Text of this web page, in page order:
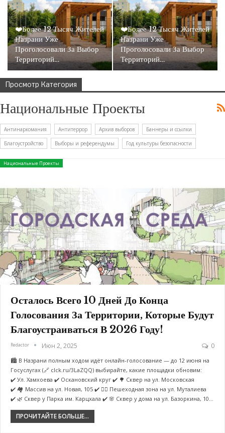
❤️Более 12 Тысяч Жителей
Назрани Уже
Проголосовали За Выбор
Территорий…
❤️Более 12 Тысяч Жителей
Назрани Уже
Проголосовали За Выбор
Территорий…
Просмотр Категория
Национальные Проекты
Антинаркомания Антитеррор Архив выборов
Баннеры и ссылки
Благоустройство
Выборы и референдумы Год культуры безопасности
Национальные Проекты
Осталось Всего 10 Дней До Конца
Голосования За Территории, Которые Будут
Благоустраиваться В 2026 Году!
Redactor Июн 2, 2025 0
🏙️ В Назрани полным ходом идёт онлайн-голосование — до 12 июня на
Госуслугах (🔗 clck.ru/3LaZQQ) выбирайте, какие площадки обновим:
✔️ Ул. Хамхоева ✔️ Оскановский круг ✔️ 🌳 Сквер на ул. Московская
✔️ 🏘️ Массив на ул. Новая, 105 ✔️ 🚶‍♂️ Пешеходная зона на ул. Муталиева
✔️ 🌿 Сквер у Парка им. Карцхала ✔️ 🌸 Сквер у дома на ул. Базоркина, 10…
ПРОЧИТАЙТЕ БОЛЬШЕ...